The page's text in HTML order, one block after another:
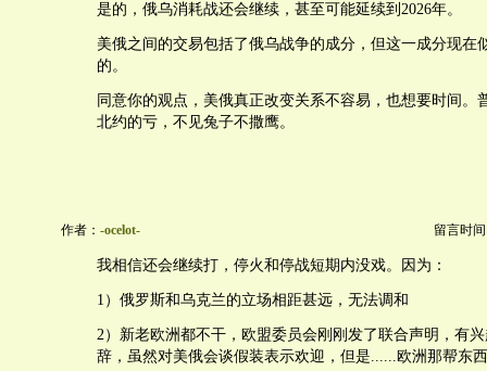
是的，俄乌消耗战还会继续，甚至可能延续到2026年。
美俄之间的交易包括了俄乌战争的成分，但这一成分现在
的。
同意你的观点，美俄真正改变关系不容易，也想要时间。
北约的亏，不见兔子不撒鹰。
作者： -ocelot- 留言时间
我相信还会继续打，停火和停战短期内没戏。因为：
1）俄罗斯和乌克兰的立场相距甚远，无法调和
2）新老欧洲都不干，欧盟委员会刚刚发了联合声明，有
辞，虽然对美俄会谈假装表示欢迎，但是......欧洲那帮东